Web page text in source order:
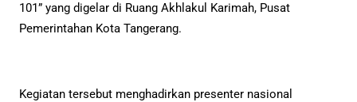
101” yang digelar di Ruang Akhlakul Karimah, Pusat
Pemerintahan Kota Tangerang.
Kegiatan tersebut menghadirkan presenter nasional